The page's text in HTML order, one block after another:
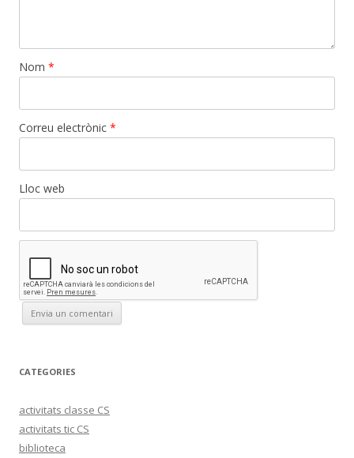
Nom *
Correu electrònic *
Lloc web
CATEGORIES
activitats classe CS
activitats tic CS
biblioteca